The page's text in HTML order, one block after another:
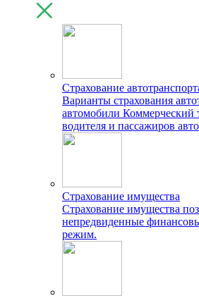
Страхование
Варианты страхования
автомобили Коммерческий
водителя и пассажиров
Страхование имущества
Страхование имущества
непредвиденные
режим.